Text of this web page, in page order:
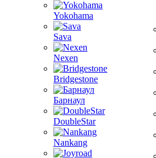
Yokohama
Sava
Nexen
Bridgestone
Барнаул
DoubleStar
Nankang